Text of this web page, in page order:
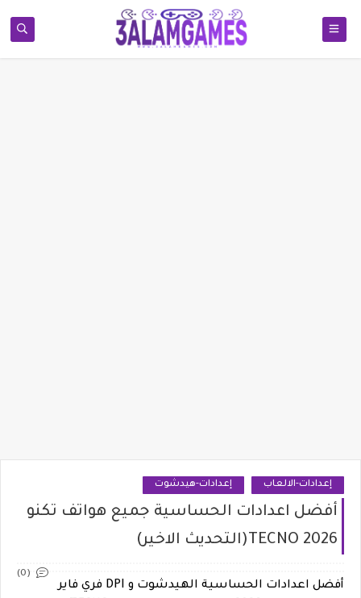
إعدادات-الالعاب إعدادات-هيدشوت
أفضل اعدادات الحساسية جميع هواتف تكنو
2026 TECNO(التحديث الاخير)
(0)
أفضل اعدادات الحساسية الهيدشوت و DPI فري فاير